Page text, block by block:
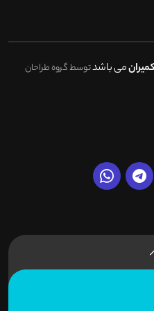
می باشدتوسط گروه طراحان